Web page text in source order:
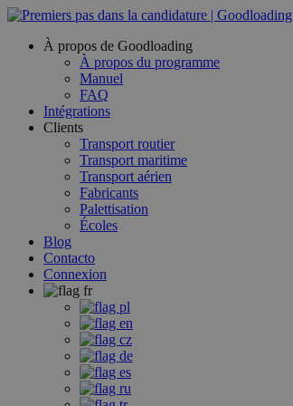
À propos de Goodloading
À propos du programme
Manuel
FAQ
Intégrations
Clients
Transport routier
Transport maritime
Transport aérien
Fabricants
Palettisation
Écoles
Blog
Contacto
Connexion